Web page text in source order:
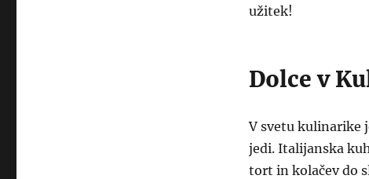
užitek!
Dolce v
V svetu kulinarike
jedi. Italijanska
tort in kolačev do